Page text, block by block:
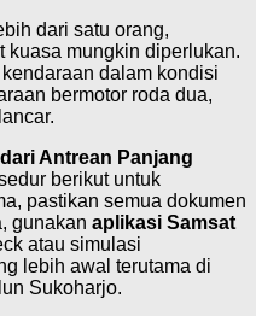
dari satu orang,
kuasa mungkin diperlukan.
dalam kondisi
bermotor roda dua,
Antrean Panjang
berikut untuk
pastikan semua dokumen
gunakan aplikasi Samsat
atau simulasi
lebih awal terutama di
Sukoharjo.